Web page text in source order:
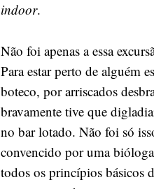
indoor.
Não foi apenas a essa
Para estar perto de alguém
boteco, por arriscados
bravamente tive que
no bar lotado. Não foi só
convencido por uma
todos os princípios básicos